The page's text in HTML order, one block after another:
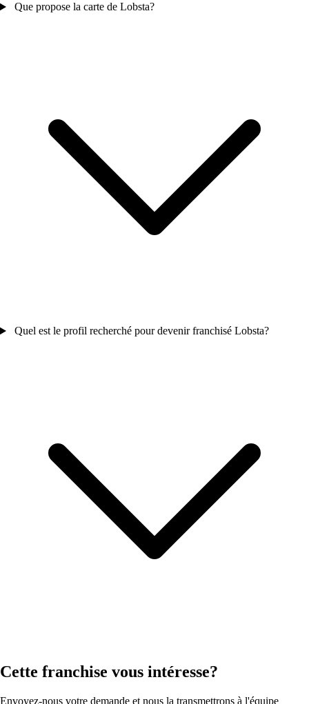
Que propose la carte de Lobsta?
Quel est le profil recherché pour devenir franchisé Lobsta?
Cette franchise vous intéresse?
Envoyez-nous votre demande et nous la transmettrons à l'équipe